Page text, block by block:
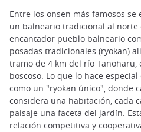
Entre los onsen más famosos se
un balneario tradicional al norte
encantador pueblo balneario
posadas tradicionales (ryokan)
tramo de 4 km del río Tanoharu,
boscoso. Lo que lo hace
como un "ryokan único", donde
considera una habitación, cada
paisaje una faceta del jardín.
relación competitiva y